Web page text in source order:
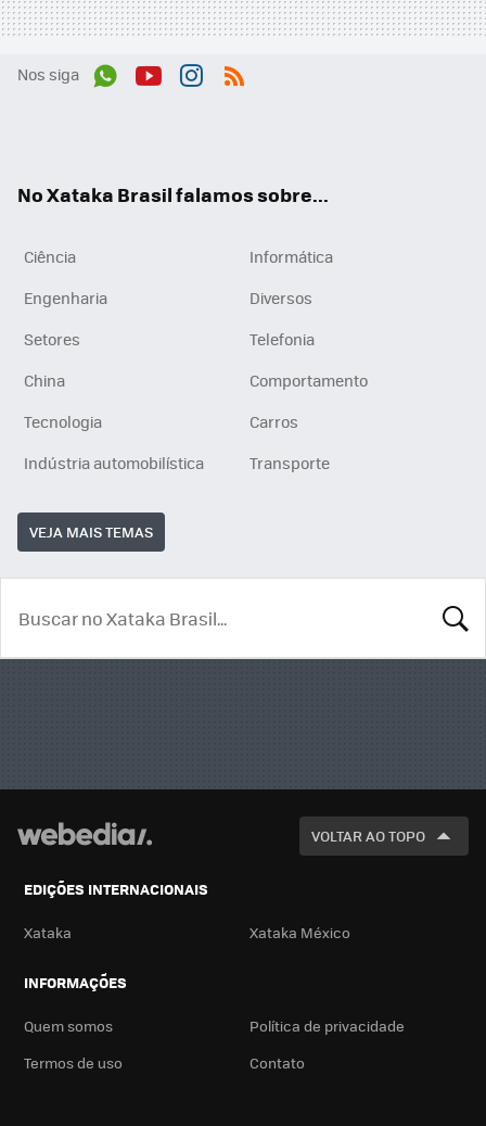
Nos siga
No Xataka Brasil falamos sobre...
Ciência
Informática
Engenharia
Diversos
Setores
Telefonia
China
Comportamento
Tecnologia
Carros
Indústria automobilística
Transporte
VEJA MAIS TEMAS
VOLTAR AO TOPO
EDIÇÕES INTERNACIONAIS
Xataka Xataka México
INFORMAÇÕES
Quem somos
Política de privacidade
Termos de uso
Contato